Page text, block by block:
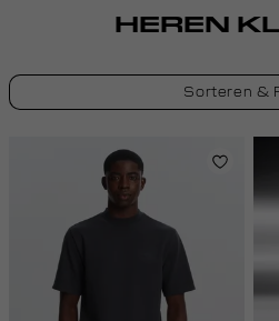
HEREN
Sorteren &